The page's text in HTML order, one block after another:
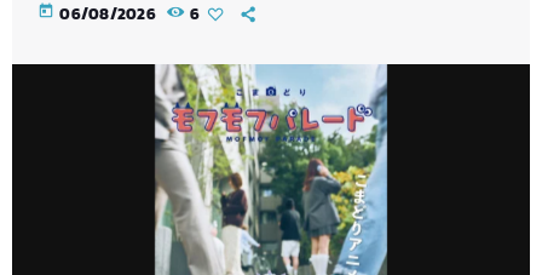
today 06/08/2026 6